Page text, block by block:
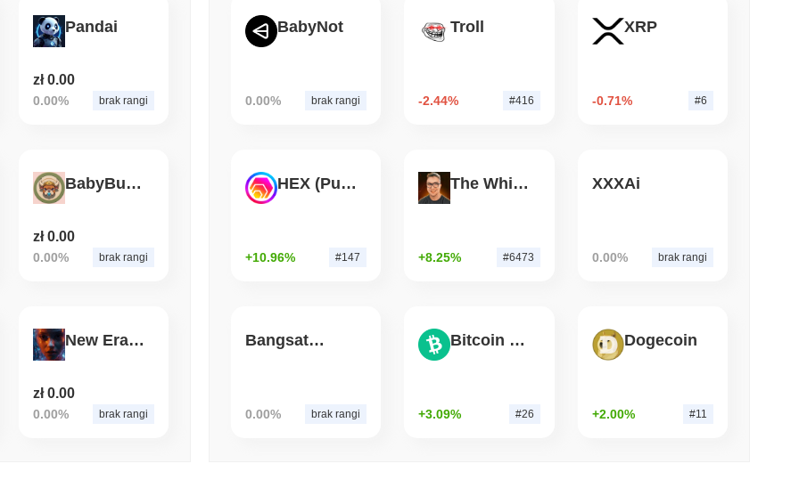
August 06 2026
STABLECOINS
BNY chce, aby instytucje stakowały kryptowaluty, nie opuszczając
jego depozytu
Pandai
zł 0.00
0.00% brak rangi
BabyBullDogito
zł 0.00
0.00% brak rangi
New Era AI
zł 0.00
0.00% brak rangi
BabyNot
0.00% brak rangi
Troll
-2.44% #416
XRP
-0.71% #6
HEX (Pulsechain)
+10.96% #147
The White Bull
+8.25% #6473
XXXAi
0.00% brak rangi
Bangsat 666
0.00% brak rangi
Bitcoin Cash
+3.09% #26
Dogecoin
+2.00% #11